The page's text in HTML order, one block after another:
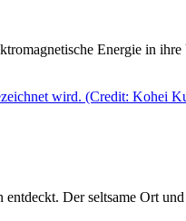
Energie in
Der seltsame Ort